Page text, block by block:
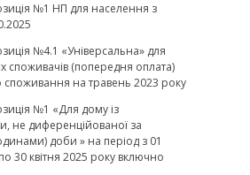
№1 НП для населення з
№4.1 «Універсальна» для
споживачів (попередня оплата)
споживання на травень 2023 року
№1 «Для дому із
не диференційованої за
доби » на період з 01
30 квітня 2025 року включно